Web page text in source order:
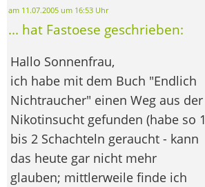
am 11.07.2005 um 16:53 Uhr
... hat Fastoese geschrieben:
Hallo Sonnenfrau,
ich habe mit dem Buch "Endlich
Nichtraucher" einen Weg aus der
Nikotinsucht gefunden (habe so 1
bis 2 Schachteln geraucht - kann
das heute gar nicht mehr
glauben; mittlerweile finde ich